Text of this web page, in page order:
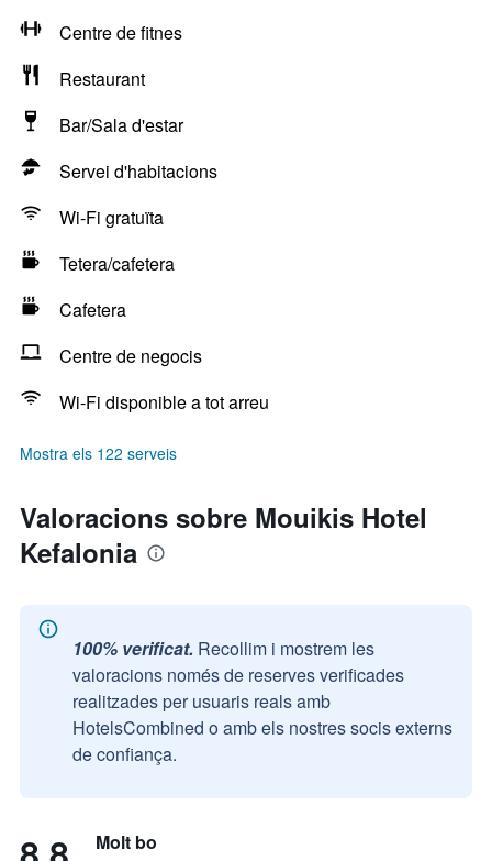
Centre de fitnes
Restaurant
Bar/Sala d'estar
Servei d'habitacions
Wi-Fi gratuïta
Tetera/cafetera
Cafetera
Centre de negocis
Wi-Fi disponible a tot arreu
Mostra els 122 serveis
Valoracions sobre Mouikis Hotel
Kefalonia
100% verificat. Recollim i mostrem les
valoracions només de reserves verificades
realitzades per usuaris reals amb
HotelsCombined o amb els nostres socis externs
de confiança.
Molt bo